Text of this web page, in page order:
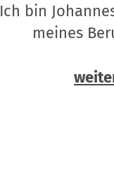
Ich bin
meines